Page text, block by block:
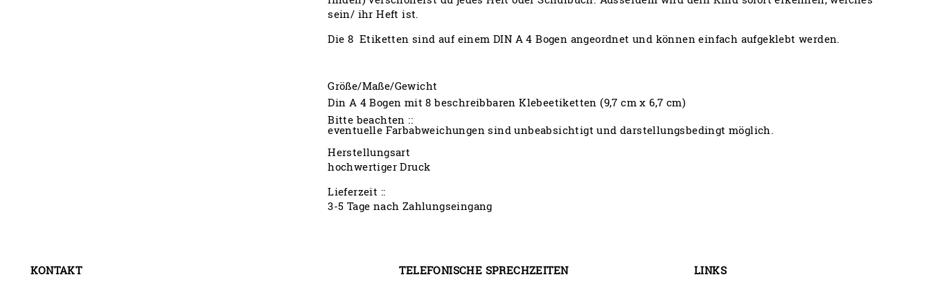
sein/ ihr Heft ist.
Die 8 Etiketten sind auf einem DIN A 4 Bogen angeordnet und können einfach aufgeklebt werden.
Größe/Maße/Gewicht
Din A 4 Bogen mit 8 beschreibbaren Klebeetiketten (9,7 cm x 6,7 cm)
Bitte beachten ::
eventuelle Farbabweichungen sind unbeabsichtigt und darstellungsbedingt möglich.
Herstellungsart
hochwertiger Druck
Lieferzeit ::
3-5 Tage nach Zahlungseingang
KONTAKT TELEFONISCHE SPRECHZEITEN LINKS